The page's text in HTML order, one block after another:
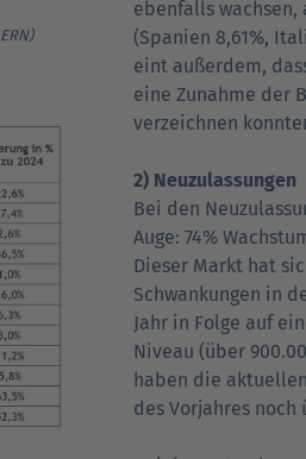
ebenfalls
(Spanien 8,61%,
eint außerdem,
eine Zunahme der
verzeichnen
2) Neuzulassungen
Bei den
Auge: 74%
Dieser Markt hat
Schwankungen in
Jahr in Folge auf
Niveau (über
haben die
des Vorjahres noch